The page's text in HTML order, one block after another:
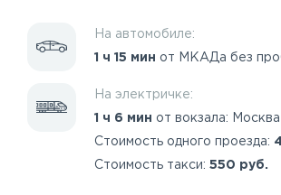
На автомобиле:
1 ч 15 мин от МКАДа без
На электричке:
1 ч 6 мин от вокзала:
Стоимость одного проезда:
Стоимость такси: 550 руб.